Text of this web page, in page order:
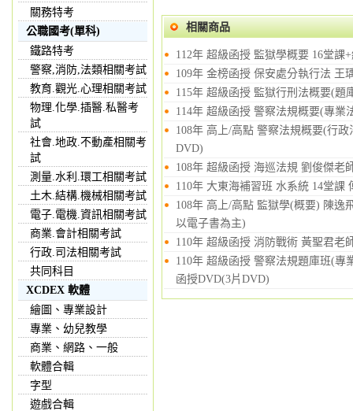
關務特考
公職國考(單科)
鐵路特考
警察,消防,法類相關考試
教育.觀光.心理相關考試
物理.化學.插醫.私醫考
試
社會.地政.不動產相關考
試
測量.水利.環工相關考試
土木.結構.機械相關考試
電子.電機.資訊相關考試
商業.會計相關考試
行政.司法相關考試
共同科目
XCDEX 軟體
繪圖、專業設計
專業、幼兒教學
商業、網路、一般
軟體合輯
字型
遊戲合輯
相關商品
112年 超級函授 監獄學概要 16堂課
109年 金榜函授 保安處分執行法 王
115年 超級函授 監獄行刑法概要(題
114年 超級函授 警察法規概要(專業
108年 高上/高點 警察法規概要(行
DVD)
108年 超級函授 海巡法規 劉俊傑老
110年 大東海補習班 水系統 14堂課
108年 高上/高點 監獄學(概要) 陳逸
以電子書為主)
110年 超級函授 消防戰術 黃聖君老
110年 超級函授 警察法規題庫班(專
函授DVD(3片DVD)